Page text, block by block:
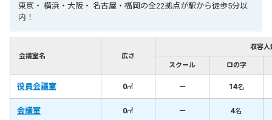
東京・ 横浜・大阪・ 名古屋・福岡の全22拠点が駅から徒歩5分以
内！
会議室名 広さ
収容人
スクール ロの字
役員会議室 0㎡ － 14名
会議室 0㎡ － 4名